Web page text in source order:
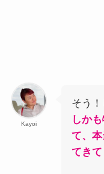
Kayoi
そう
しか
て、
てき